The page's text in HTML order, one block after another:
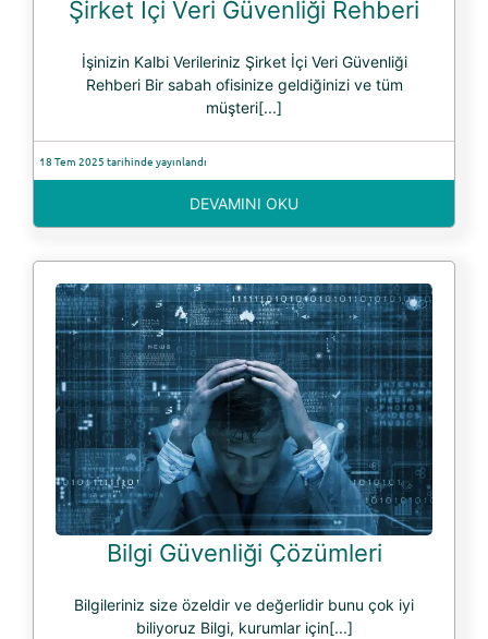
Şirket İçi Veri Güvenliği Rehberi
İşinizin Kalbi Verileriniz Şirket İçi Veri Güvenliği
Rehberi Bir sabah ofisinize geldiğinizi ve tüm
müşteri[...]
18 Tem 2025 tarihinde yayınlandı
DEVAMINI OKU
Bilgi Güvenliği Çözümleri
Bilgileriniz size özeldir ve değerlidir bunu çok iyi
biliyoruz Bilgi, kurumlar için[...]